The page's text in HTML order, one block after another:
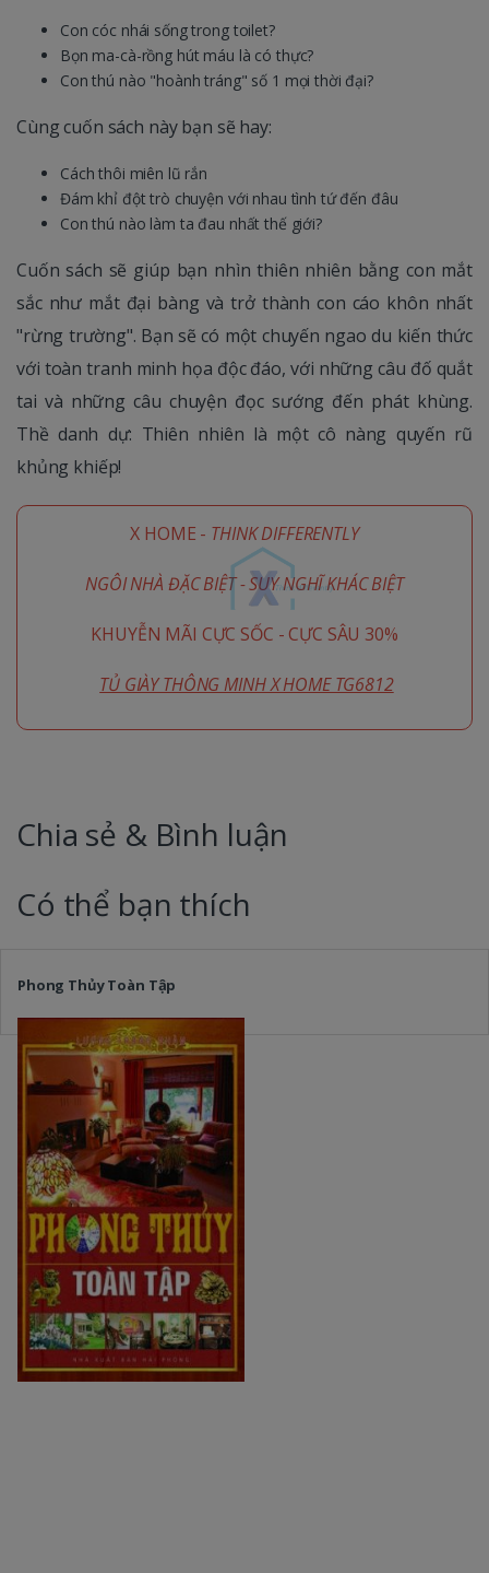
Con cóc nhái sống trong toilet?
Bọn ma-cà-rồng hút máu là có thực?
Con thú nào "hoành tráng" số 1 mọi thời đại?
Cùng cuốn sách này bạn sẽ hay:
Cách thôi miên lũ rắn
Đám khỉ đột trò chuyện với nhau tình tứ đến đâu
Con thú nào làm ta đau nhất thế giới?
Cuốn sách sẽ giúp bạn nhìn thiên nhiên bằng con mắt
sắc như mắt đại bàng và trở thành con cáo khôn nhất
"rừng trường". Bạn sẽ có một chuyến ngao du kiến thức
với toàn tranh minh họa độc đáo, với những câu đố quắt
tai và những câu chuyện đọc sướng đến phát khùng.
Thề danh dự: Thiên nhiên là một cô nàng quyến rũ
khủng khiếp!
X HOME - THINK DIFFERENTLY
NGÔI NHÀ ĐẶC BIỆT - SUY NGHĨ KHÁC BIỆT
KHUYỄN MÃI CỰC SỐC - CỰC SÂU 30%
TỦ GIÀY THÔNG MINH X HOME TG6812
Chia sẻ & Bình luận
Có thể bạn thích
Phong Thủy Toàn Tập